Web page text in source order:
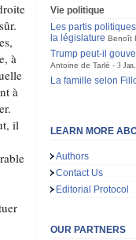
à
à
il
Vie politique
Les partis
la législature Benoît
Trump peut-il
Antoine de Tarlé
3
La famille selon
LEARN MORE
Authors
Contact Us
Editorial Protocol
OUR PARTNERS